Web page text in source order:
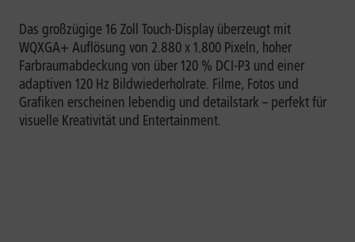
Das großzügige 16 Zoll Touch-Display überzeugt mit
WQXGA+ Auflösung von 2.880 x 1.800 Pixeln, hoher
Farbraumabdeckung von über 120 % DCI-P3 und einer
adaptiven 120 Hz Bildwiederholrate. Filme, Fotos und
Grafiken erscheinen lebendig und detailstark – perfekt für
visuelle Kreativität und Entertainment.